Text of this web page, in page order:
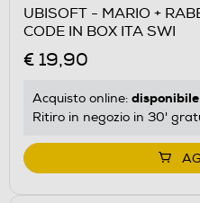
UBISOFT - MARIO +
CODE IN BOX ITA SWI
€ 19,90
Acquisto online: disponibile
Ritiro in negozio in 30'